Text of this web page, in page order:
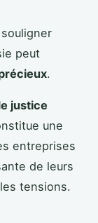
peut
.
justice
une
entreprises
de leurs
tensions.